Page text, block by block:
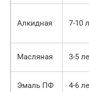
Алкидная 7-10
Масляная 3-5
Эмаль ПФ 4-6